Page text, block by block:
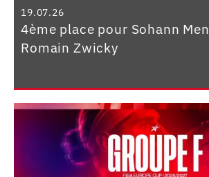
19.07.26
4ème place pour Sohann
Romain Zwicky